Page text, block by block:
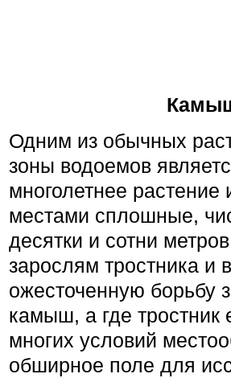
Одним из обычных
зоны водоемов
многолетнее
местами сплошные,
десятки и сотни
зарослям тростника
ожесточенную борьбу
камыш, а где тростник
многих условий
обширное поле для